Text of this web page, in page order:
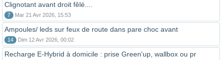
Clignotant avant droit fêlé....
7 Mar 21 Avr 2026, 15:53
Ampoules/ leds sur feux de route dans pare choc avant
14 Dim 12 Avr 2026, 00:02
Recharge E-Hybrid à domicile : prise Green'up, wallbox ou pr